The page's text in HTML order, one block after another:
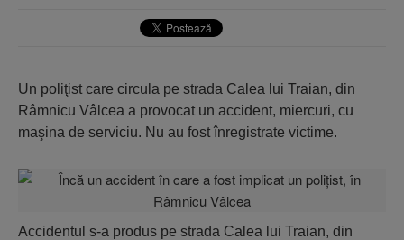
Un poliţist care circula pe strada Calea lui Traian, din
Râmnicu Vâlcea a provocat un accident, miercuri, cu
maşina de serviciu. Nu au fost înregistrate victime.
Accidentul s-a produs pe strada Calea lui Traian, din